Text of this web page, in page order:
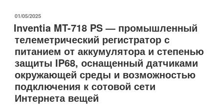
Silicon
Labs
SiXG301
и
SiXG302
«Series
3»
ОПУБЛИКОВАНО
01/05/2025
Inventia MT-718 PS — промышленный
телеметрический регистратор с
питанием от аккумулятора и степенью
защиты IP68, оснащенный датчиками
окружающей среды и возможностью
подключения к сотовой сети
Интернета вещей